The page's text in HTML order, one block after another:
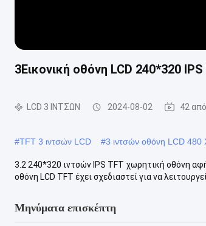
3Εικονική οθόνη LCD 240*320
LCD 3 ΙΝΤΣΩΝ 2024-08-02 42
#TFT 3 ιντσών LCD #3 ιντσών οθόνη LCD 480
3.2 240*320 ιντσών IPS TFT χωρητική οθόνη
οθόνη LCD TFT έχει σχεδιαστεί για να
Μηνύματα επισκέπτη